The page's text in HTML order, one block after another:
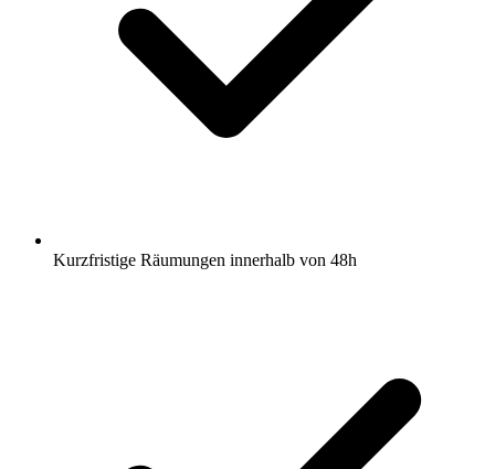
Kurzfristige Räumungen innerhalb von 48h